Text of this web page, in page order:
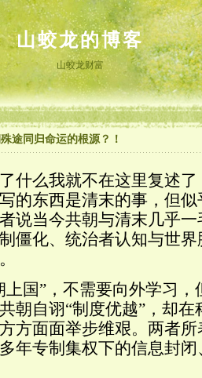
山蛟龙的博客
山蛟龙财富
途同归命运的根源？！
什么我就不在这里复述
的东西是清末的事，但
说当今共朝与清末几乎
僵化、统治者认知与世
上国”，不需要向外学习
朝自诩“制度优越”，却
方面面举步维艰。两者
年专制集权下的信息封